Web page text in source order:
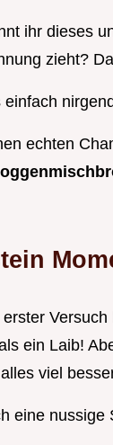
ihr dieses
zieht?
echten
ein Laib!
viel
eine